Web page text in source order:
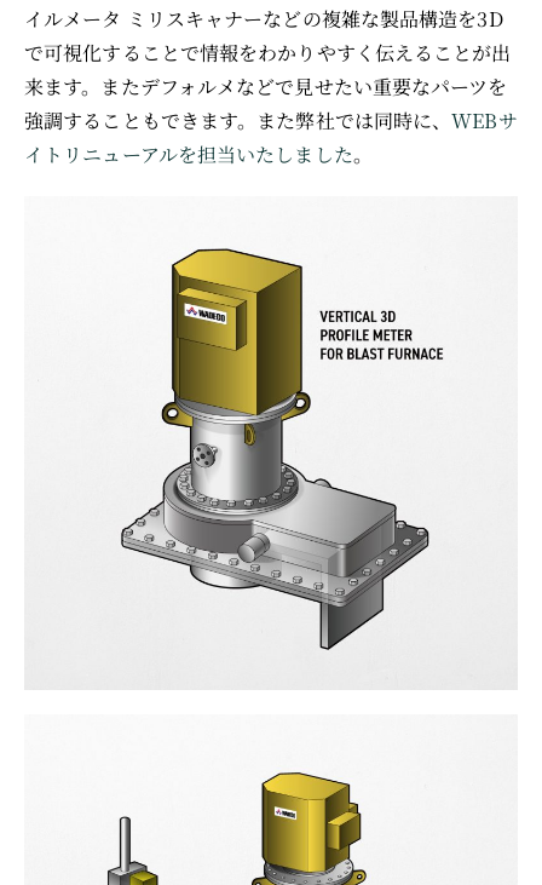
イルメータ ミリスキャナーなどの複雑な製品構造を3D
で可視化することで情報をわかりやすく伝えることが出
来ます。またデフォルメなどで見せたい重要なパーツを
強調することもできます。また弊社では同時に、WEBサ
イトリニューアルを担当いたしました。